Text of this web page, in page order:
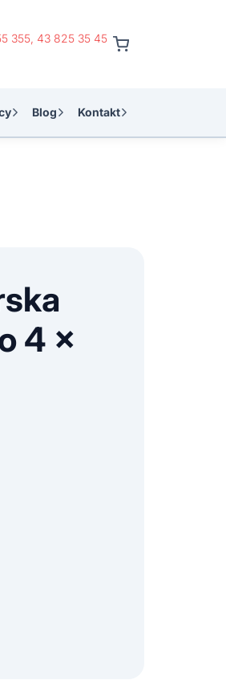
355 43 825 35 45
Blog Kontakt
4 x